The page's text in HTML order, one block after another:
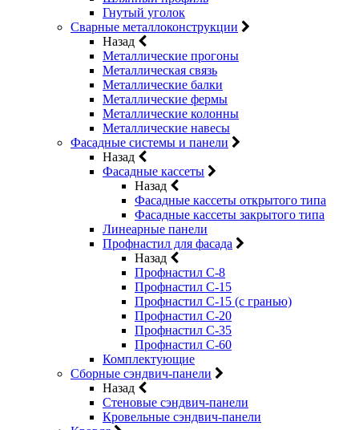
Гнутый уголок
Сварные металлоконструкции
Назад
Металлические прогоны
Металлическая связь
Металлические балки
Металлические фермы
Металлические колонны
Металлические навесы
Фасадные системы и панели
Назад
Фасадные кассеты
Назад
Фасадные кассеты открытого типа
Фасадные кассеты закрытого типа
Линеарные панели
Профнастил для фасада
Назад
Профнастил С-8
Профнастил С-15
Профнастил С-15 (с гранью)
Профнастил С-20
Профнастил С-35
Профнастил С-60
Комплектующие
Сборные сэндвич-панели
Назад
Стеновые сэндвич-панели
Кровельные сэндвич-панели